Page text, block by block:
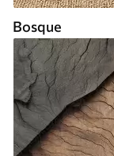
Bosque